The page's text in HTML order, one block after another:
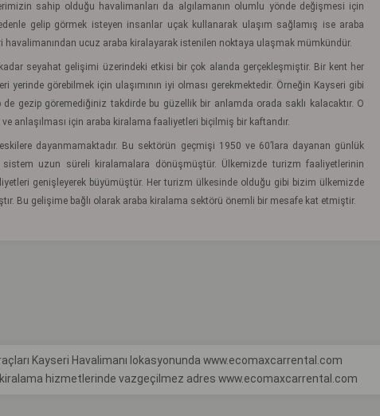
sahip olduğu havalimanları da algılamanın olumlu yönde değişmesi için
gelip görmek isteyen insanlar uçak kullanarak ulaşım sağlamış ise araba
havalimanından ucuz araba kiralayarak istenilen noktaya ulaşmak mümkündür.
seyahat gelişimi üzerindeki etkisi bir çok alanda gerçekleşmiştir. Bir kent her
görebilmek için ulaşımının iyi olması gerekmektedir. Örneğin Kayseri gibi
gezip göremediğiniz takdirde bu güzellik bir anlamda orada saklı kalacaktır. O
anlaşılması için araba kiralama faaliyetleri biçilmiş bir kaftandır.
dayanmamaktadır. Bu sektörün geçmişi 1950 ve 60’lara dayanan günlük
sistem uzun süreli kiralamalara dönüşmüştür. Ülkemizde turizm faaliyetlerinin
genişleyerek büyümüştür. Her turizm ülkesinde olduğu gibi bizim ülkemizde
Bu gelişime bağlı olarak araba kiralama sektörü önemli bir mesafe kat etmiştir.
Kayseri Havalimanı lokasyonunda www.ecomaxcarrental.com
hizmetlerinde vazgeçilmez adres www.ecomaxcarrental.com